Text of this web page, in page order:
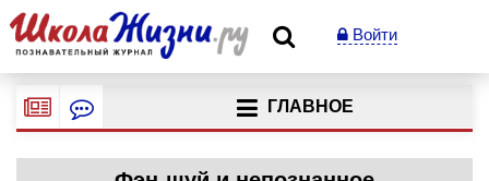
Войти
ГЛАВНОЕ